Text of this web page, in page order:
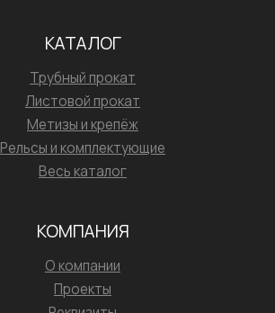
КАТАЛОГ
Трубный прокат
Листовой прокат
Метизы и крепёж
Рельсы и комплектующие
Весь каталог
КОМПАНИЯ
О компании
Проекты